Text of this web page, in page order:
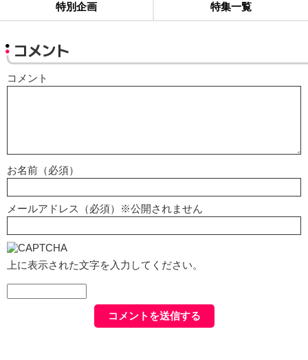
特別企画 特集一覧
コメント
コメント
お名前（必須）
メールアドレス（必須）※公開されません
上に表示された文字を入力してください。